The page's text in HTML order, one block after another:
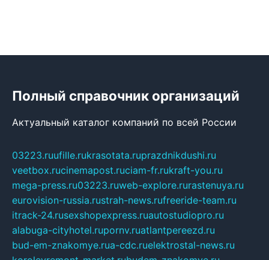
Полный справочник организаций
Актуальный каталог компаний по всей России
03223.ruufille.rukrasotata.ruprazdnikdushi.ru
veetbox.rucinemapost.ruciam-fr.rukraft-you.ru
mega-press.ru03223.ruweb-explore.rurastenuya.ru
eurovision-russia.rustrah-news.rufreeride-team.ru
itrack-24.rusexshopexpress.ruautostudiopro.ru
alabuga-cityhotel.rupornv.ruatlantpereezd.ru
bud-em-znakomye.rua-cdc.ruelektrostal-news.ru